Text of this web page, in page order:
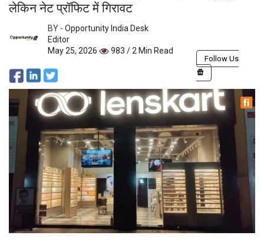
लेकिन नेट प्रॉफिट में गिरावट
BY - Opportunity India Desk
Editor
May 25, 2026
983 / 2 Min Read
Follow Us